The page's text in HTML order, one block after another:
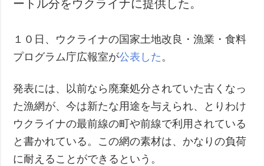
ートル分をウクライナに提供した。
１０日、ウクライナの国家土地改良・漁業・食料
プログラム庁広報室が公表した。
発表には、以前なら廃棄処分されていた古くなっ
た漁網が、今は新たな用途を与えられ、とりわけ
ウクライナの最前線の町や前線で利用されている
と書かれている。この網の素材は、かなりの負荷
に耐えることができるという。